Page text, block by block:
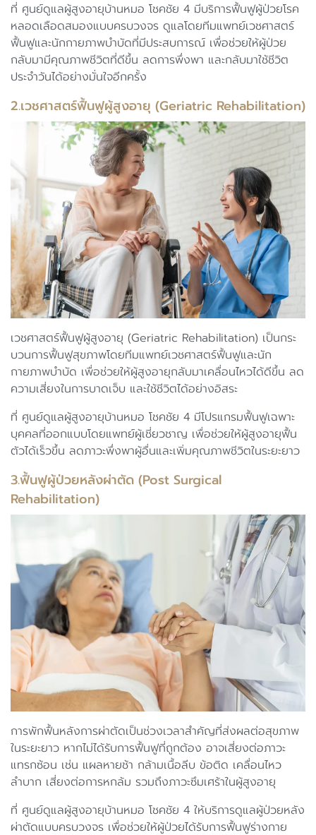
ที่ ศูนย์ดูแลผู้สูงอายุบ้านหมอ โชคชัย 4 มีบริการฟื้นฟูผู้ป่วยโรค
หลอดเลือดสมองแบบครบวงจร ดูแลโดยทีมแพทย์เวชศาสตร์
ฟื้นฟูและนักกายภาพบำบัดที่มีประสบการณ์ เพื่อช่วยให้ผู้ป่วย
กลับมามีคุณภาพชีวิตที่ดีขึ้น ลดการพึ่งพา และกลับมาใช้ชีวิต
ประจำวันได้อย่างมั่นใจอีกครั้ง
2.เวชศาสตร์ฟื้นฟูผู้สูงอายุ (Geriatric Rehabilitation)
เวชศาสตร์ฟื้นฟูผู้สูงอายุ (Geriatric Rehabilitation) เป็นกระ
บวนการฟื้นฟูสุขภาพโดยทีมแพทย์เวชศาสตร์ฟื้นฟูและนัก
กายภาพบำบัด เพื่อช่วยให้ผู้สูงอายุกลับมาเคลื่อนไหวได้ดีขึ้น ลด
ความเสี่ยงในการบาดเจ็บ และใช้ชีวิตได้อย่างอิสระ
ที่ ศูนย์ดูแลผู้สูงอายุบ้านหมอ โชคชัย 4 มีโปรแกรมฟื้นฟูเฉพาะ
บุคคลที่ออกแบบโดยแพทย์ผู้เชี่ยวชาญ เพื่อช่วยให้ผู้สูงอายุฟื้น
ตัวได้เร็วขึ้น ลดภาวะพึ่งพาผู้อื่นและเพิ่มคุณภาพชีวิตในระยะยาว
3.ฟื้นฟูผู้ป่วยหลังผ่าตัด (Post Surgical
Rehabilitation)
การพักฟื้นหลังการผ่าตัดเป็นช่วงเวลาสำคัญที่ส่งผลต่อสุขภาพ
ในระยะยาว หากไม่ได้รับการฟื้นฟูที่ถูกต้อง อาจเสี่ยงต่อภาวะ
แทรกซ้อน เช่น แผลหายช้า กล้ามเนื้อลีบ ข้อติด เคลื่อนไหว
ลำบาก เสี่ยงต่อการหกล้ม รวมถึงภาวะซึมเศร้าในผู้สูงอายุ
ที่ ศูนย์ดูแลผู้สูงอายุบ้านหมอ โชคชัย 4 ให้บริการดูแลผู้ป่วยหลัง
ผ่าตัดแบบครบวงจร เพื่อช่วยให้ผู้ป่วยได้รับการฟื้นฟูร่างกาย